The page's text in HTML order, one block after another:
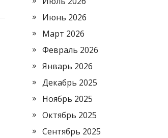
Июнь 2026
Март 2026
Февраль 2026
Январь 2026
Декабрь 2025
Ноябрь 2025
Октябрь 2025
Сентябрь 2025